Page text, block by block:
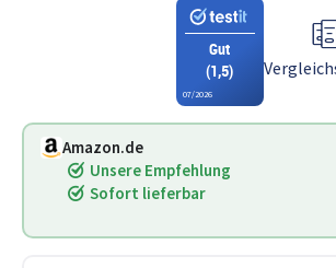
Gut
(1,5)
07/2026
Amazon.de
Unsere Empfehlung
Sofort lieferbar